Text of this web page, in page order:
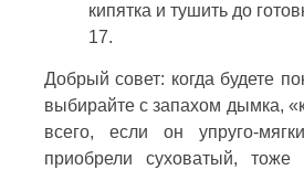
кипятка и тушить до
17.
Добрый совет: когда будете
выбирайте с запахом дымка,
всего, если он упруго-
приобрели суховатый,